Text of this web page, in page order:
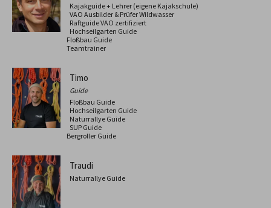
Kajakguide + Lehrer (eigene Kajakschule)
VAO Ausbilder & Prüfer Wildwasser
Raftguide VAO zertifiziert
Hochseilgarten Guide
Floßbau Guide
Teamtrainer
Timo
Guide
Floßbau Guide
Hochseilgarten Guide
Naturrallye Guide
SUP Guide
Bergroller Guide
Traudi
Naturrallye Guide